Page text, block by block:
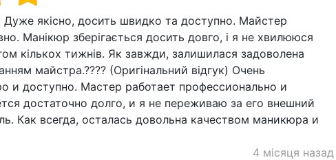
якісно, ​​досить швидко та доступно. Майстер
Манікюр зберігається досить довго, і я не хвилююся
кількох тижнів. Як завжди, залишилася задоволена
майстра.???? (Оригінальний відгук) Очень
и доступно. Мастер работает профессионально и
достаточно долго, и я не переживаю за его внешний
Как всегда, осталась довольна качеством маникюра и
4 місяця назад